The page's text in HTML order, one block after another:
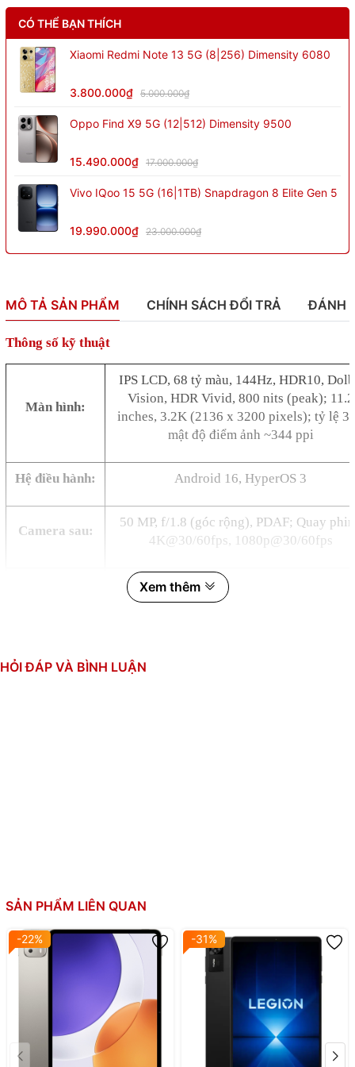
CÓ THỂ BẠN THÍCH
Xiaomi Redmi Note 13 5G (8|256) Dimensity 6080
3.800.000₫ 5.000.000₫
Oppo Find X9 5G (12|512) Dimensity 9500
15.490.000₫ 17.000.000₫
Vivo IQoo 15 5G (16|1TB) Snapdragon 8 Elite Gen 5
19.990.000₫ 23.000.000₫
MÔ TẢ SẢN PHẨM CHÍNH SÁCH ĐỔI TRẢ ĐÁNH
Thông số kỹ thuật
Màn hình:
IPS LCD, 68 tỷ màu, 144Hz, HDR10,
Vision, HDR Vivid, 800 nits (peak); 11.2
inches, 3.2K (2136 x 3200 pixels); tỷ lệ
mật độ điểm ảnh ~344 ppi
Hệ điều hành: Android 16, HyperOS 3
Camera sau:
50 MP, f/1.8 (góc rộng), PDAF; Quay
4K@30/60fps, 1080p@30/60fps
32 MP, f/2.2, 19mm (góc siêu rộng);
phim: 1080p@30fps
CPU:
nm); 8 nhân (2x4.32 GHz & 6x3.53
Thiết kế:
cảm ứng
🔥 Xiaomi Pad 8 Pro
Xem thêm
HỎI ĐÁP VÀ BÌNH LUẬN
SẢN PHẨM LIÊN QUAN
-22% -31%